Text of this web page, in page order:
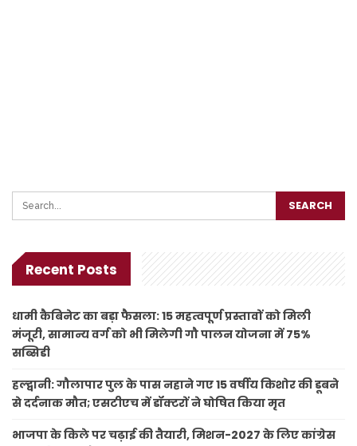
Recent Posts
धामी कैबिनेट का बड़ा फैसला: 15 महत्वपूर्ण प्रस्तावों को मिली
मंजूरी, सामान्य वर्ग को भी मिलेगी गौ पालन योजना में 75%
सब्सिडी
हल्द्वानी: गौलापार पुल के पास नहाने गए 15 वर्षीय किशोर की डूबने
से दर्दनाक मौत; एसटीएच में डॉक्टरों ने घोषित किया मृत
भाजपा के किले पर चढ़ाई की तैयारी, मिशन-2027 के लिए कांग्रेस